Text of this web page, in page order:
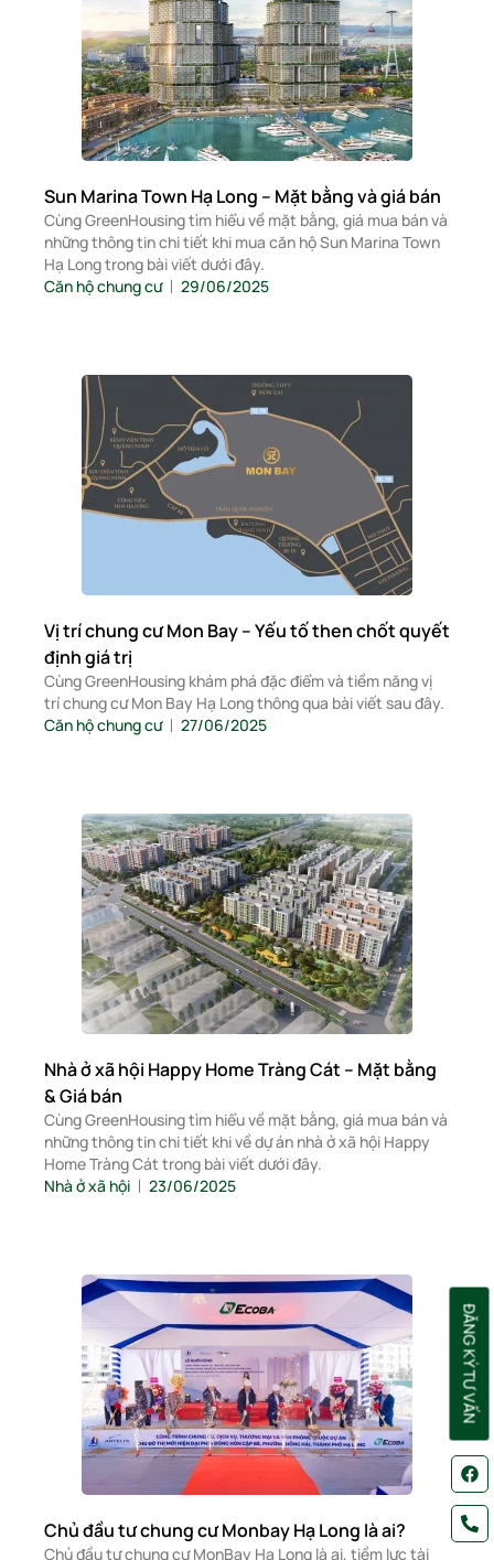
Sun Marina Town Hạ Long – Mặt bằng và giá bán
Cùng GreenHousing tìm hiểu về mặt bằng, giá mua bán và
những thông tin chi tiết khi mua căn hộ Sun Marina Town
Hạ Long trong bài viết dưới đây.
Căn hộ chung cư
29/06/2025
Vị trí chung cư Mon Bay – Yếu tố then chốt quyết
định giá trị
Cùng GreenHousing khám phá đặc điểm và tiềm năng vị
trí chung cư Mon Bay Hạ Long thông qua bài viết sau đây.
Căn hộ chung cư
27/06/2025
Nhà ở xã hội Happy Home Tràng Cát – Mặt bằng
& Giá bán
Cùng GreenHousing tìm hiểu về mặt bằng, giá mua bán và
những thông tin chi tiết khi về dự án nhà ở xã hội Happy
Home Tràng Cát trong bài viết dưới đây.
Nhà ở xã hội
23/06/2025
Chủ đầu tư chung cư Monbay Hạ Long là ai?
Chủ đầu tư chung cư MonBay Hạ Long là ai, tiềm lực tài
ĐĂNG KÝ TƯ VẤN